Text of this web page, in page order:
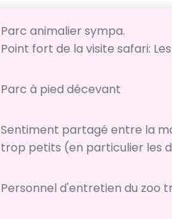
Parc animalier sympa.
Point fort de la visite safari: Les
Parc à pied décevant
Sentiment partagé entre la
trop petits (en particulier les
Personnel d'entretien du zoo